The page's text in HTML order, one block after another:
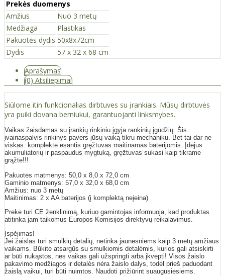
Prekės duomenys
Amžius
Nuo 3 metų
Medžiaga
Plastikas
Pakuotės dydis 50x8x72cm
Dydis
57 x 32 x 68 cm
Aprašymas
(0) Atsiliepimai
Siūlome itin funkcionalias dirbtuves su įrankiais. Mūsų dirbtuvės
yra puiki dovana berniukui, garantuojanti linksmybes.
Vaikas žaisdamas su įrankių rinkiniu įgyja rankinių įgūdžių. Šis
įvairiaspalvis rinkinys pavers jūsų vaiką tikru mechaniku. Bet tai dar ne
viskas: komplekte esantis gręžtuvas maitinamas baterijomis. Įdėjus
akumuliatorių ir paspaudus mygtuką, gręžtuvas sukasi kaip tikrame
grąžte!!!
Pakuotės matmenys: 50,0 x 8,0 x 72,0 cm
Gaminio matmenys: 57,0 x 32,0 x 68,0 cm
Amžius: nuo 3 metų
Maitinimas: 2 x AA baterijos (į komplektą neįeina)
Prekė turi CE ženklinimą, kuriuo gamintojas informuoja, kad produktas
atitinka jam taikomus Europos Komisijos direktyvų reikalavimus.
Įspėjimas!
Jei žaislas turi smulkių detalių, netinka jaunesniems kaip 3 metų amžiaus
vaikams. Būkite atsargūs su smulkiomis detalėmis, kurios gali atsiskirti
ar būti nukąstos, nes vaikas gali užspringti arba įkvėpti! Visos žaislо
pakavimo medžiagos ir detalės nėra žaislo dalys, todėl prieš paduodant
žaislą vaikui, turi būti nuimtos. Naudoti prižiūrint suaugusiesiems.